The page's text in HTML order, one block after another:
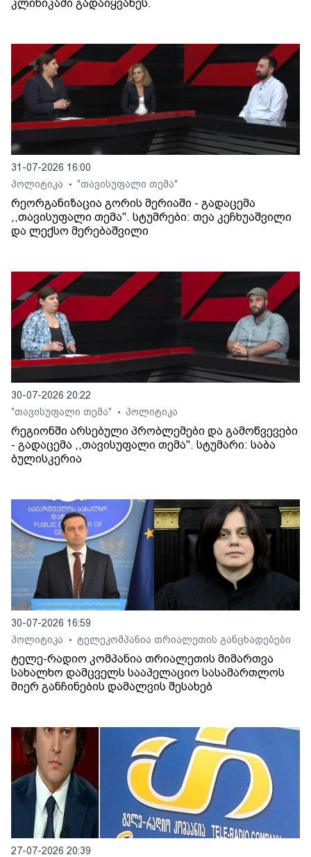
კლინიკაში გადაიყვანეს.
31-07-2026 16:00
პოლიტიკა
• "თავისუფალი თემა"
რეორგანიზაცია გორის მერიაში - გადაცემა
,,თავისუფალი თემა". სტუმრები: თეა კეჩხუაშვილი
და ლექსო მერებაშვილი
30-07-2026 20:22
"თავისუფალი თემა"
• პოლიტიკა
რეგიონში არსებული პრობლემები და გამოწვევები
- გადაცემა ,,თავისუფალი თემა". სტუმარი: საბა
ბულისკერია
30-07-2026 16:59
პოლიტიკა
• ტელეკომპანია თრიალეთის განცხადებები
ტელე-რადიო კომპანია თრიალეთის მიმართვა
სახალხო დამცველს სააპელაციო სასამართლოს
მიერ განჩინების დამალვის შესახებ
27-07-2026 20:39